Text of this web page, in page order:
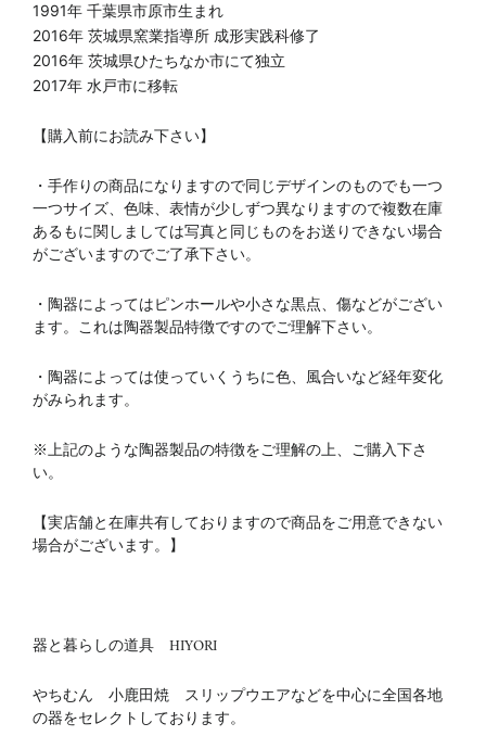
1991年 千葉県市原市生まれ
2016年 茨城県窯業指導所 成形実践科修了
2016年 茨城県ひたちなか市にて独立
2017年 水戸市に移転
【購入前にお読み下さい】
・手作りの商品になりますので同じデザインのものでも一つ
一つサイズ、色味、表情が少しずつ異なりますので複数在庫
あるもに関しましては写真と同じものをお送りできない場合
がございますのでご了承下さい。
・陶器によってはピンホールや小さな黒点、傷などがござい
ます。これは陶器製品特徴ですのでご理解下さい。
・陶器によっては使っていくうちに色、風合いなど経年変化
がみられます。
※上記のような陶器製品の特徴をご理解の上、ご購入下さ
い。
【実店舗と在庫共有しておりますので商品をご用意できない
場合がございます。】
器と暮らしの道具 HIYORI
やちむん 小鹿田焼 スリップウエアなどを中心に全国各地
の器をセレクトしております。